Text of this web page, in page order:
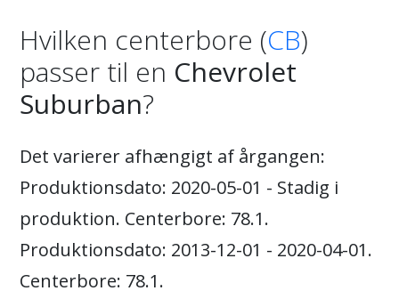
Hvilken centerbore (CB)
passer til en Chevrolet
Suburban?
Det varierer afhængigt af årgangen:
Produktionsdato: 2020-05-01 - Stadig i
produktion. Centerbore: 78.1.
Produktionsdato: 2013-12-01 - 2020-04-01.
Centerbore: 78.1.